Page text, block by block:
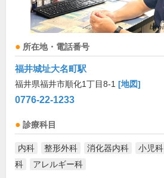
所在地・電話番号
福井城址大名町駅
福井県福井市順化1丁目8-1 [地図]
0776-22-1233
診療科目
内科 整形外科 消化器内科 小児科
科
アレルギー科